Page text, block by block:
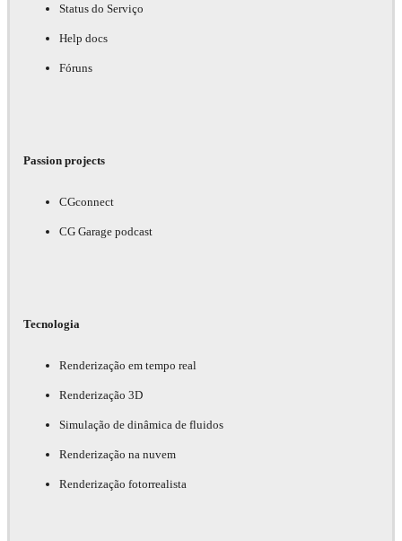
Status do Serviço
Help docs
Fóruns
Passion projects
CGconnect
CG Garage podcast
Tecnologia
Renderização em tempo real
Renderização 3D
Simulação de dinâmica de fluidos
Renderização na nuvem
Renderização fotorrealista